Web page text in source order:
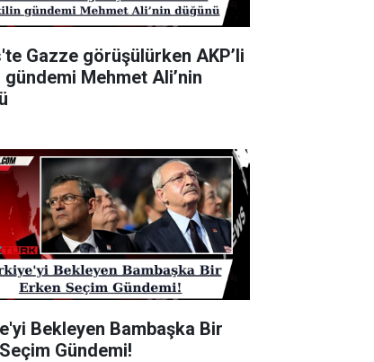
Gazze görüşülürken AKP’li
Mehmet Ali’nin
Bekleyen Bambaşka Bir
Gündemi!